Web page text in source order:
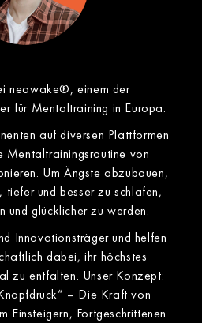
neowake®, einem der
für Mentaltraining in Europa.
auf diversen Plattformen
Mentaltrainingsroutine von
Um Ängste abzubauen,
und besser zu schlafen,
und glücklicher zu werden.
Innovationsträger und helfen
dabei, ihr höchstes
zu entfalten. Unser Konzept:
– Die Kraft von
Einsteigern, Fortgeschrittenen